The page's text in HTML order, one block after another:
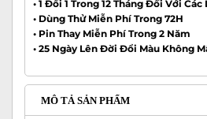
• 1 Đổi 1 Trong 12 Tháng Đối Với
• Dùng Thử Miễn Phí Trong 72H
• Pin Thay Miễn Phí Trong 2 Năm
• 25 Ngày Lên Đời Đổi Màu Không
MÔ TẢ SẢN PHẨM